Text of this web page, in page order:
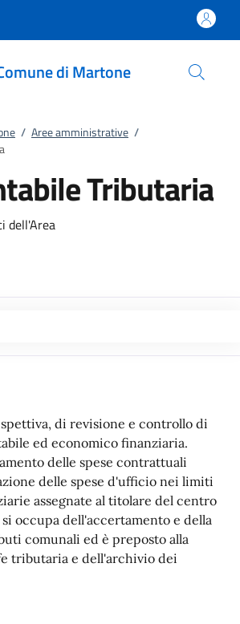
di Martone
/ Aree amministrative /
Tributaria
dell'Area
di revisione e controllo di
ed economico finanziaria.
delle spese contrattuali
delle spese d'ufficio nei limiti
assegnate al titolare del centro
occupa dell'accertamento e della
comunali ed è preposto alla
tributaria e dell'archivio dei